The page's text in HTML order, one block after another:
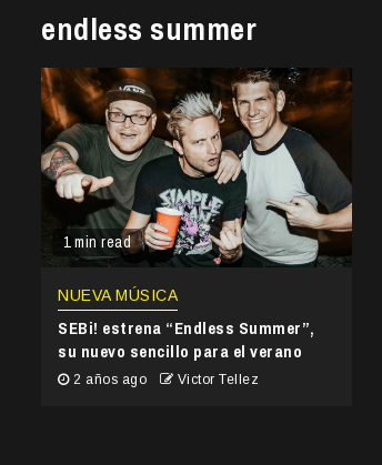
endless summer
1 min read
NUEVA MÚSICA
SEBi! estrena “Endless Summer”,
su nuevo sencillo para el verano
2 años ago Victor Tellez